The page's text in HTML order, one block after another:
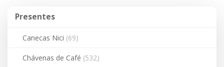
Presentes
Canecas Nici (69)
Chávenas de Café (532)